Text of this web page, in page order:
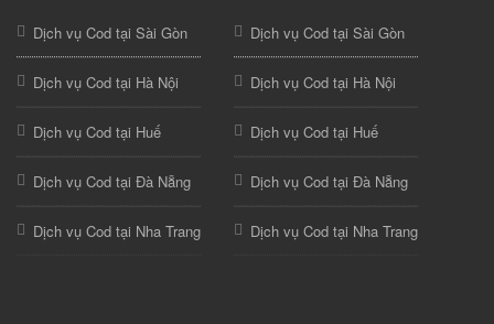
Dịch vụ Cod tại Sài Gòn
Dịch vụ Cod tại Hà Nội
Dịch vụ Cod tại Huế
Dịch vụ Cod tại Đà Nẵng
Dịch vụ Cod tại Nha Trang
Dịch vụ Cod tại Sài Gòn
Dịch vụ Cod tại Hà Nội
Dịch vụ Cod tại Huế
Dịch vụ Cod tại Đà Nẵng
Dịch vụ Cod tại Nha Trang